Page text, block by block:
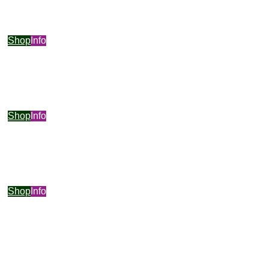
Shop Info
Shop Info
Shop Info